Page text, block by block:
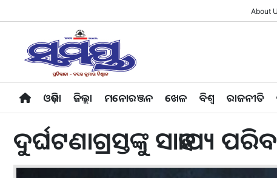
About
ଓଡ଼ିଶା ଜିଲ୍ଲା ମନୋରଞ୍ଜନ ଖେଳ ବିଶ୍ବ ରାଜନୀତି
ଦୁର୍ଘଟଣାଗ୍ରସ୍ତଙ୍କୁ ସାହାଯ୍ୟ